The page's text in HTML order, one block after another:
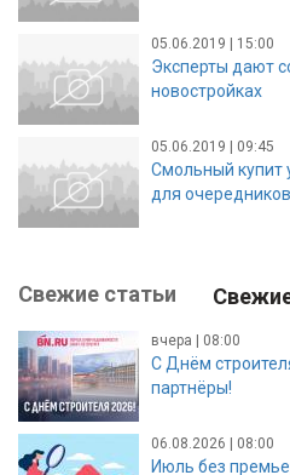
05.06.2019 | 15:00
Эксперты дают
новостройках
05.06.2019 | 09:45
Смольный купит
для
Свежие статьи
вчера | 08:00
С Днём
партнёры!
06.08.2026 | 08:00
Июль без